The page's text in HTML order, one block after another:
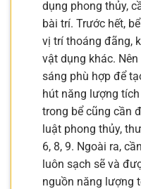
dụng phong thủy,
bài trí. Trước hết,
vị trí thoáng đãng,
vật dụng khác.
sáng phù hợp để
hút năng lượng
trong bể cũng cần
luật phong thủy,
6, 8, 9. Ngoài ra,
luôn sạch sẽ và
nguồn năng lượng